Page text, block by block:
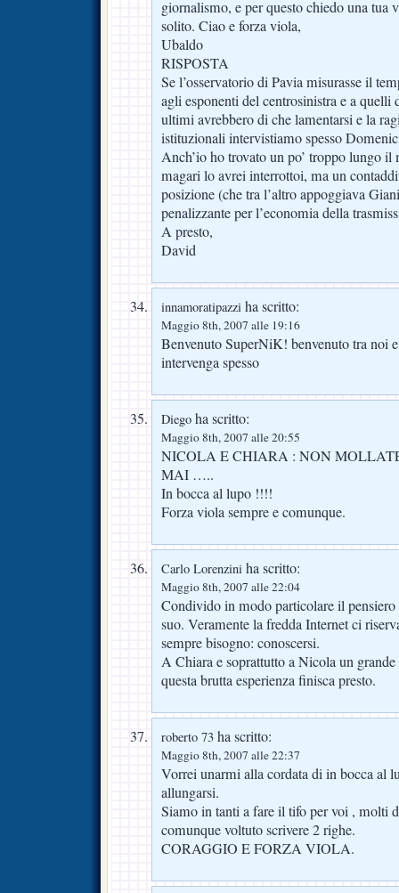
giornalismo, e per questo chiedo una tua
solito. Ciao e forza viola,
Ubaldo
RISPOSTA
Se l’osservatorio di Pavia misurasse il
agli esponenti del centrosinistra e a quelli
ultimi avrebbero di che lamentarsi e la
istituzionali intervistiamo spesso
Anch’io ho trovato un po’ troppo lungo
magari lo avrei interrottoi, ma un
posizione (che tra l’altro appoggiava
penalizzante per l’economia della
A presto,
David
innamoratipazzi ha scritto:
Maggio 8th, 2007 alle 19:16
Benvenuto SuperNiK! benvenuto tra noi
intervenga spesso
Diego ha scritto:
Maggio 8th, 2007 alle 20:55
NICOLA E CHIARA : NON
MAI …..
In bocca al lupo !!!!
Forza viola sempre e comunque.
Carlo Lorenzini ha scritto:
Maggio 8th, 2007 alle 22:04
Condivido in modo particolare il
suo. Veramente la fredda Internet ci
sempre bisogno: conoscersi.
A Chiara e soprattutto a Nicola un
questa brutta esperienza finisca presto.
roberto 73 ha scritto:
Maggio 8th, 2007 alle 22:37
Vorrei unarmi alla cordata di in bocca al
allungarsi.
Siamo in tanti a fare il tifo per voi , molti
comunque voltuto scrivere 2 righe.
CORAGGIO E FORZA VIOLA.